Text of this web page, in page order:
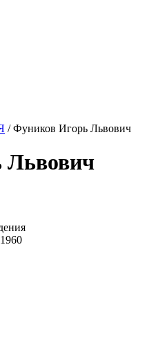
/Фуников Игорь Львович
Львович